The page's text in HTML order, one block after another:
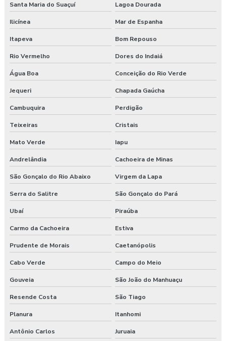
Santa Maria do Suaçuí Lagoa Dourada
Ilicínea Mar de Espanha
Itapeva Bom Repouso
Rio Vermelho Dores do Indaiá
Água Boa Conceição do Rio Verde
Jequeri Chapada Gaúcha
Cambuquira Perdigão
Teixeiras Cristais
Mato Verde Iapu
Andrelândia Cachoeira de Minas
São Gonçalo do Rio Abaixo Virgem da Lapa
Serra do Salitre São Gonçalo do Pará
Ubaí Piraúba
Carmo da Cachoeira Estiva
Prudente de Morais Caetanópolis
Cabo Verde Campo do Meio
Gouveia São João do Manhuaçu
Resende Costa São Tiago
Planura Itanhomi
Antônio Carlos Juruaia